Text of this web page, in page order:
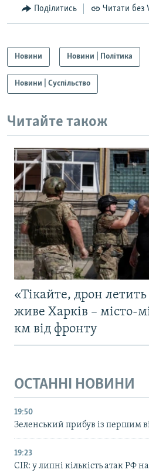
Поділитись Читати без
Новини Новини | Політика
Новини | Суспільство
Читайте також
«Тікайте, дрон
живе Харків – місто-
км від фронту
ОСТАННІ НОВИНИ
19:50
Зеленський прибув із першим
19:23
CIR: у липні кількість атак РФ